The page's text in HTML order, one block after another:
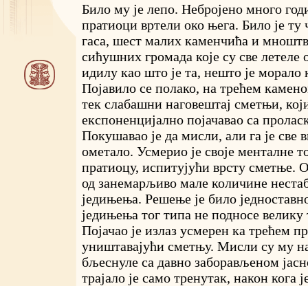
Било му је лепо. Небројено много
пратиоци вртели око њега. Било је ту
гаса, шест малих каменчића и
сићушних громада које су све
идилу као што је та, нешто је морало
Појавило се полако, на трећем
тек слабашни наговештај сметњи,
експоненцијално појачавао са
Покушавао је да мисли, али га је све
ометало. Усмерио је своје менталне
пратиоцу, испитујући врсту сметње.
од занемарљиво мале количине
једињења. Решење је било
једињења тог типа не подносе велику
Појачао је излаз усмерен ка трећем
уништавајући сметњу. Мисли су му
бљеснуле са давно заборављеном
трајало је само тренутак, након кога